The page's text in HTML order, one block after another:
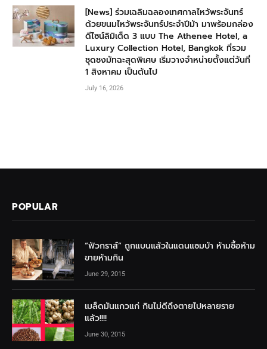
[News] ร่วมเฉลิมฉลองเทศกาลไหว้พระจันทร์
ด้วยขนมไหว้พระจันทร์ประจำปีม้า มาพร้อมกล่อง
ดีไซน์ลิมิเต็ด 3 แบบ The Athenee Hotel, a
Luxury Collection Hotel, Bangkok ที่รวม
ชุดชงมัทฉะสุดพิเศษ เริ่มวางจำหน่ายตั้งแต่วันที่
1 สิงหาคม เป็นต้นไป
July 16, 2026
POPULAR
“ฟัวกราส์” ถูกแบนแล้วในแดนแซมบ้า ห้ามซื้อห้าม
ขายห้ามกิน
June 29, 2015
เมล็ดมันแกวแก่ กินไม่ดีถึงตายไปหลายราย
แล้ว!!!!
June 30, 2015